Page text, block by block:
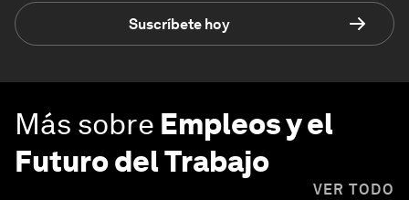
Suscríbete hoy
Más sobre Empleos y el
Futuro del Trabajo
VER TODO